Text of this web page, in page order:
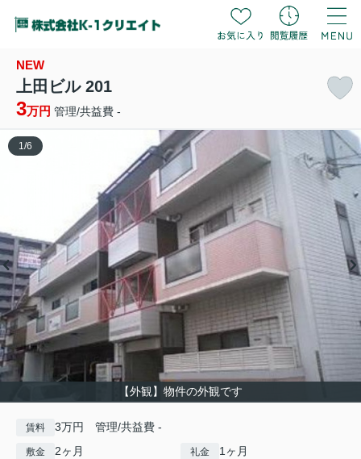
NEW
上田ビル 201
3万円 管理/共益費 -
【外観】物件の外観です
1 /6
賃料 3万円 管理/共益費 -
敷金 2ヶ月 礼金 1ヶ月